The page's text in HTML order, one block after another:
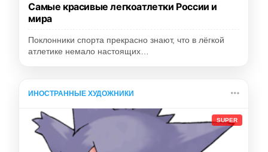
Самые красивые легкоатлетки России и
мира
Поклонники спорта прекрасно знают, что в лёгкой
атлетике немало настоящих…
ИНОСТРАННЫЕ ХУДОЖНИКИ
SUPER